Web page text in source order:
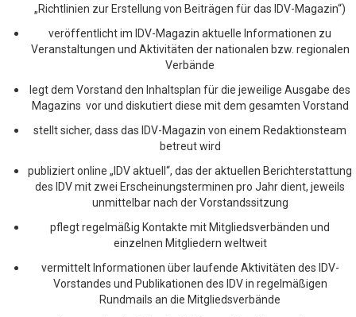
„Richtlinien zur Erstellung von Beiträgen für das IDV-Magazin“)
veröffentlicht im IDV-Magazin aktuelle Informationen zu
Veranstaltungen und Aktivitäten der nationalen bzw. regionalen
Verbände
legt dem Vorstand den Inhaltsplan für die jeweilige Ausgabe des
Magazins vor und diskutiert diese mit dem gesamten Vorstand
stellt sicher, dass das IDV-Magazin von einem Redaktionsteam
betreut wird
publiziert online „IDV aktuell“, das der aktuellen Berichterstattung
des IDV mit zwei Erscheinungsterminen pro Jahr dient, jeweils
unmittelbar nach der Vorstandssitzung
pflegt regelmäßig Kontakte mit Mitgliedsverbänden und
einzelnen Mitgliedern weltweit
vermittelt Informationen über laufende Aktivitäten des IDV-
Vorstandes und Publikationen des IDV in regelmäßigen
Rundmails an die Mitgliedsverbände